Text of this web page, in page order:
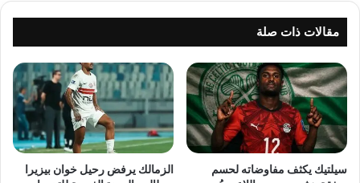
مقالات ذات صلة
سيلتيك يكثف مفاوضاته لحسم
الزمالك يرفض رحيل خوان بيزيرا